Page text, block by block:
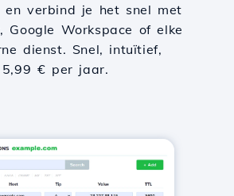
en verbind je het snel met
Google Workspace of elke
dienst. Snel, intuïtief,
€ per jaar.